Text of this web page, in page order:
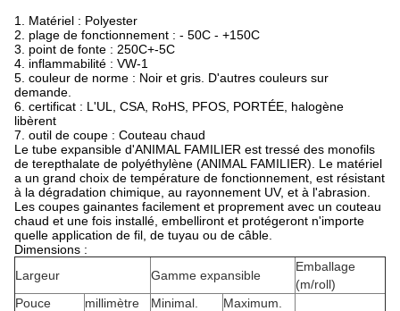
1. Matériel : Polyester
2. plage de fonctionnement : - 50C - +150C
3. point de fonte : 250C+-5C
4. inflammabilité : VW-1
5. couleur de norme : Noir et gris. D'autres couleurs sur
demande.
6. certificat : L'UL, CSA, RoHS, PFOS, PORTÉE, halogène
libèrent
7. outil de coupe : Couteau chaud
Le tube expansible d'ANIMAL FAMILIER est tressé des monofils
de terepthalate de polyéthylène (ANIMAL FAMILIER). Le matériel
a un grand choix de température de fonctionnement, est résistant
à la dégradation chimique, au rayonnement UV, et à l'abrasion.
Les coupes gainantes facilement et proprement avec un couteau
chaud et une fois installé, embelliront et protégeront n'importe
quelle application de fil, de tuyau ou de câble.
Dimensions :
Largeur
Gamme expansible
Emballage
(m/roll)
Pouce
millimètre Minimal.
Maximum.